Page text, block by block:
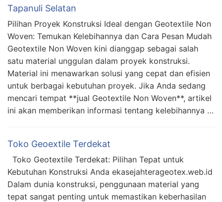
Tapanuli Selatan
Pilihan Proyek Konstruksi Ideal dengan Geotextile Non
Woven: Temukan Kelebihannya dan Cara Pesan Mudah
Geotextile Non Woven kini dianggap sebagai salah
satu material unggulan dalam proyek konstruksi.
Material ini menawarkan solusi yang cepat dan efisien
untuk berbagai kebutuhan proyek. Jika Anda sedang
mencari tempat **jual Geotextile Non Woven**, artikel
ini akan memberikan informasi tentang kelebihannya …
Toko Geoextile Terdekat
Toko Geotextile Terdekat: Pilihan Tepat untuk
Kebutuhan Konstruksi Anda ekasejahterageotex.web.id
Dalam dunia konstruksi, penggunaan material yang
tepat sangat penting untuk memastikan keberhasilan